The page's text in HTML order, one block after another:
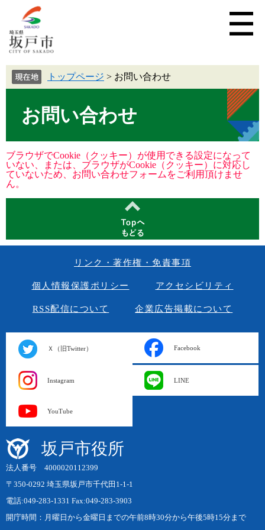
トップページ > お問い合わせ
お問い合わせ
ブラウザでCookie（クッキー）が使用できる設定になって
いない、または、ブラウザがCookie（クッキー）に対応し
ていないため、お問い合わせフォームをご利用頂けませ
ん。
リンク・著作権・免責事項
個人情報保護ポリシー アクセシビリティ
RSS配信について 企業広告掲載について
Ｘ（旧Twitter） Facebook
Instagram LINE
YouTube
坂戸市役所
法人番号 4000020112399
〒350-0292 埼玉県坂戸市千代田1-1-1
電話:049-283-1331 Fax:049-283-3903
開庁時間：月曜日から金曜日までの午前8時30分から午後5時15分まで